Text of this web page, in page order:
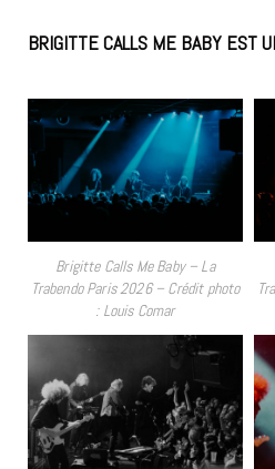
BRIGITTE CALLS ME BABY EST
Brigitte Calls Me Baby – La
Trabendo Paris 2026 – Crédit photo
: Louis Comar